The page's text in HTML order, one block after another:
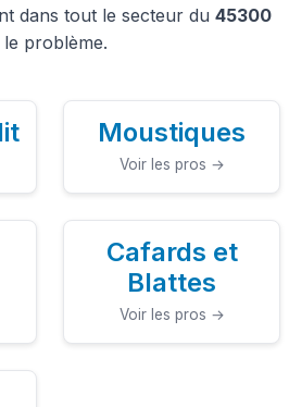
dans tout le secteur du 45300
problème.
Moustiques
Voir les pros →
Cafards et
Blattes
Voir les pros →